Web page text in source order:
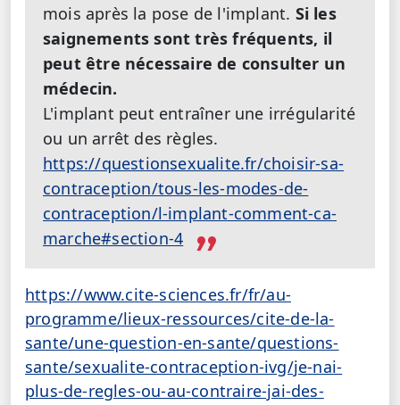
mois après la pose de l'implant. Si les
saignements sont très fréquents, il
peut être nécessaire de consulter un
médecin.
L'implant peut entraîner une irrégularité
ou un arrêt des règles.
https://questionsexualite.fr/choisir-sa-
contraception/tous-les-modes-de-
contraception/l-implant-comment-ca-
marche#section-4
https://www.cite-sciences.fr/fr/au-
programme/lieux-ressources/cite-de-la-
sante/une-question-en-sante/questions-
sante/sexualite-contraception-ivg/je-nai-
plus-de-regles-ou-au-contraire-jai-des-